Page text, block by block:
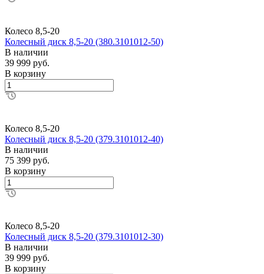
Колесо 8,5-20
Колесный диск 8,5-20 (380.3101012-50)
В наличии
39 999 руб.
В корзину
Колесо 8,5-20
Колесный диск 8,5-20 (379.3101012-40)
В наличии
75 399 руб.
В корзину
Колесо 8,5-20
Колесный диск 8,5-20 (379.3101012-30)
В наличии
39 999 руб.
В корзину